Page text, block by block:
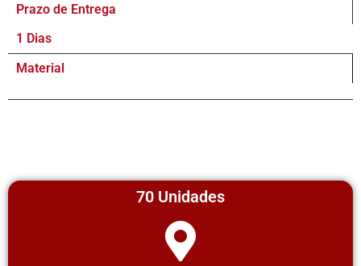
Prazo de Entrega
1 Dias
Material
70 Unidades